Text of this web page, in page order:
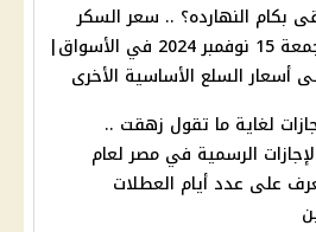
بكام النهارده؟ .. سعر السكر
اليوم الجمعة 15 نوفمبر 2024 في الأسواق|
أسعار السلع الأساسية الأخرى
لغاية ما تقول زهقت ..
الرسمية في مصر لعام
على عدد أيام العطلات